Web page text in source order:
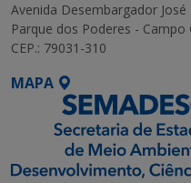
Avenida Desembargador
Parque dos Poderes -
CEP.: 79031-310
MAPA